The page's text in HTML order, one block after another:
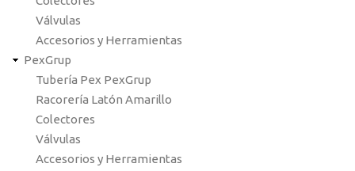
Válvulas
Accesorios y Herramientas
PexGrup
Tubería Pex PexGrup
Racorería Latón Amarillo
Colectores
Válvulas
Accesorios y Herramientas